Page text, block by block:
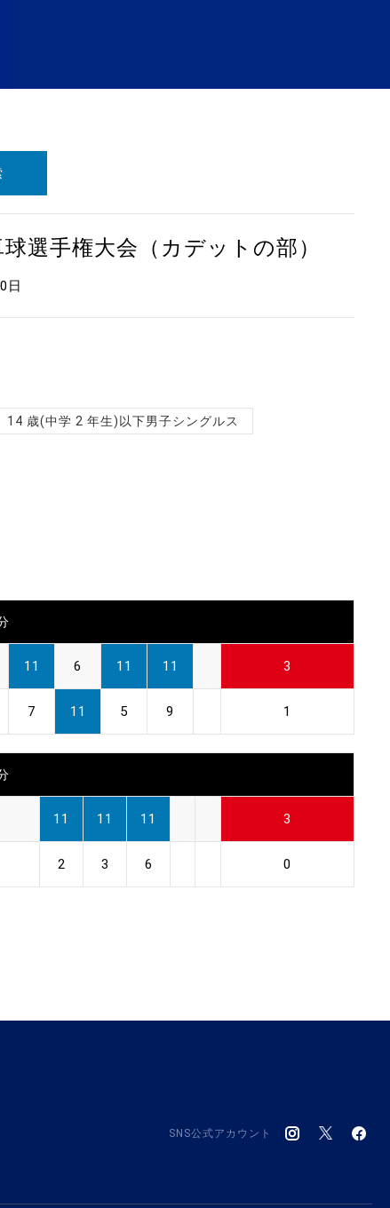
選手権大会（カデットの部）
日
14 歳(中学 2 年生)以下男子シングルス
11 6 11 11 3
7 11 5 9 1
11 11 11 3
2 3 6 0
SNS公式アカウント